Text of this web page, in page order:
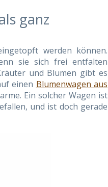
ganz
werden können.
sie sich frei entfalten
und Blumen gibt es
einen Blumenwagen aus
Ein solcher Wagen ist
und ist doch gerade